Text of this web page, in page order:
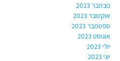
נובמבר 2023
אוקטובר 2023
ספטמבר 2023
אוגוסט 2023
יולי 2023
יוני 2023